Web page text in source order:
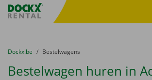
Fratello DEMO
U bevindt zich hier:
van
Dockx.be naar
Bestelwagens
Bestelwagen huren in